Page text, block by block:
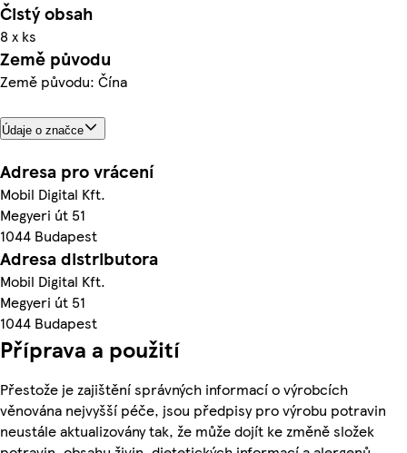
Čistý obsah
8 x ks
Země původu
Země původu: Čína
Údaje o značce
Adresa pro vrácení
Mobil Digital Kft.
Megyeri út 51
1044 Budapest
Adresa distributora
Mobil Digital Kft.
Megyeri út 51
1044 Budapest
Příprava a použití
Přestože je zajištění správných informací o výrobcích
věnována nejvyšší péče, jsou předpisy pro výrobu potravin
neustále aktualizovány tak, že může dojít ke změně složek